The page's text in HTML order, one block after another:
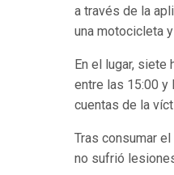
a través de la
una motocicleta
En el lugar,
entre las 15:00 y
cuentas de la
Tras consumar
no sufrió